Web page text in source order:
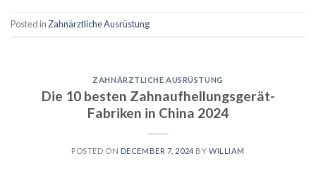
Posted inZahnärztliche Ausrüstung
ZAHNÄRZTLICHE AUSRÜSTUNG
Die 10 besten Zahnaufhellungsgerät-
Fabriken in China 2024
POSTED ON DECEMBER 7, 2024 BY WILLIAM